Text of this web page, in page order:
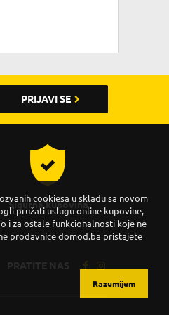
PRIJAVI SE
Sigurna kupovina
PRATITE NAS
cookiesa u skladu sa novom
pružati uslugu online kupovine,
i za ostale funkcionalnosti koje ne
prodavnice domod.ba pristajete
Razumijem